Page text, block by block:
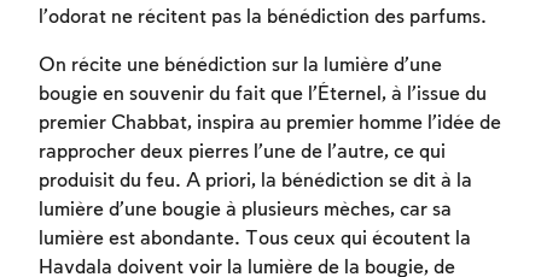
l’odorat ne récitent pas la bénédiction des parfums.
On récite une bénédiction sur la lumière d’une
bougie en souvenir du fait que l’Éternel, à l’issue du
premier Chabbat, inspira au premier homme l’idée de
rapprocher deux pierres l’une de l’autre, ce qui
produisit du feu. A priori, la bénédiction se dit à la
lumière d’une bougie à plusieurs mèches, car sa
lumière est abondante. Tous ceux qui écoutent la
Havdala doivent voir la lumière de la bougie, de